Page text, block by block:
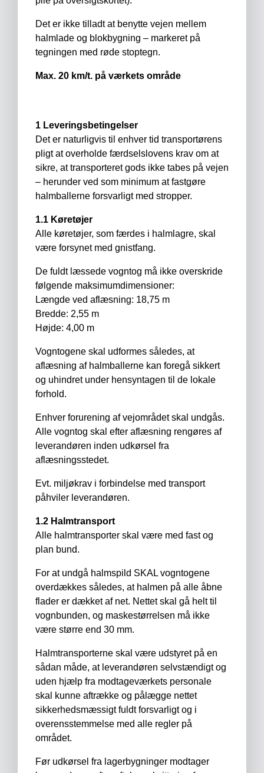
Det er ikke tilladt at benytte vejen mellem
halmlade og blokbygning – markeret på
tegningen med røde stoptegn.
Max. 20 km/t. på værkets område
1 Leveringsbetingelser
Det er naturligvis til enhver tid transportørens
pligt at overholde færdselslovens krav om at
sikre, at transporteret gods ikke tabes på vejen
– herunder ved som minimum at fastgøre
halmballerne forsvarligt med stropper.
1.1 Køretøjer
Alle køretøjer, som færdes i halmlagre, skal
være forsynet med gnistfang.
De fuldt læssede vogntog må ikke overskride
følgende maksimumdimensioner:
Længde ved aflæsning: 18,75 m
Bredde: 2,55 m
Højde: 4,00 m
Vogntogene skal udformes således, at
aflæsning af halmballerne kan foregå sikkert
og uhindret under hensyntagen til de lokale
forhold.
Enhver forurening af vejområdet skal undgås.
Alle vogntog skal efter aflæsning rengøres af
leverandøren inden udkørsel fra
aflæsningsstedet.
Evt. miljøkrav i forbindelse med transport
påhviler leverandøren.
1.2 Halmtransport
Alle halmtransporter skal være med fast og
plan bund.
For at undgå halmspild SKAL vogntogene
overdækkes således, at halmen på alle åbne
flader er dækket af net. Nettet skal gå helt til
vognbunden, og maskestørrelsen må ikke
være større end 30 mm.
Halmtransporterne skal være udstyret på en
sådan måde, at leverandøren selvstændigt og
uden hjælp fra modtageværkets personale
skal kunne aftrække og pålægge nettet
sikkerhedsmæssigt fuldt forsvarligt og i
overensstemmelse med alle regler på
området.
Før udkørsel fra lagerbygninger modtager